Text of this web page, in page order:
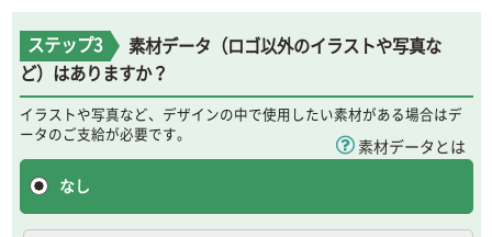
ステップ3
素材データ（ロゴ以外のイラストや写真な
ど）はありますか？
イラストや写真など、デザインの中で使用したい素材がある場合はデ
ータのご支給が必要です。
素材データとは
なし